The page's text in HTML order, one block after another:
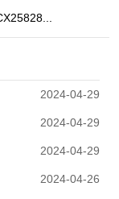
2024-04-29
2024-04-29
2024-04-29
2024-04-26